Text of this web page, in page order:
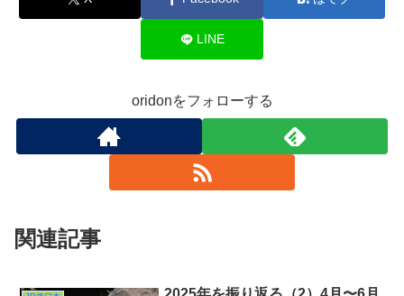
LINE
oridonをフォローする
関連記事